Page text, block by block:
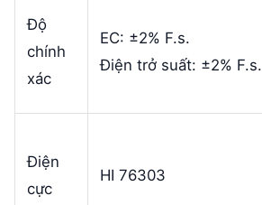
Độ
chính
xác
EC: ±2% F.s.
Điện trở suất: ±2% F.s.
Điện
cực
HI 76303